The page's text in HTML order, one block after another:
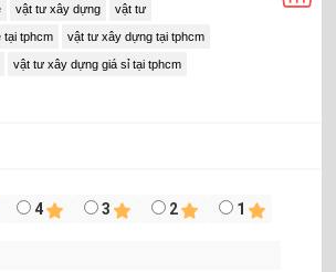
1x25m 46,000
vật tư xây dựng vật tư
tại tphcm vật tư xây dựng tại tphcm
vật tư xây dựng giá sỉ tại tphcm
4 3 2 1